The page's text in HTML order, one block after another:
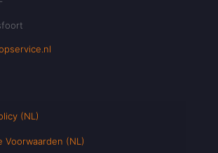
(NL)
Voorwaarden (NL)